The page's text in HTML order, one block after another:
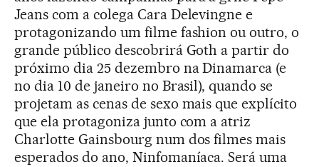
Jeans com a colega Cara Delevingne e
protagonizando um filme fashion ou outro, o
grande público descobrirá Goth a partir do
próximo dia 25 dezembro na Dinamarca (e
no dia 10 de janeiro no Brasil), quando se
projetam as cenas de sexo mais que explícito
que ela protagoniza junto com a atriz
Charlotte Gainsbourg num dos filmes mais
esperados do ano, Ninfomaníaca. Será uma